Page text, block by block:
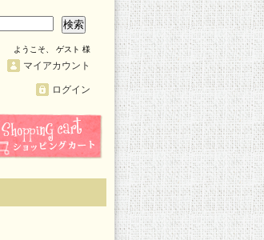
検索
ようこそ、 ゲスト 様
マイアカウント
ログイン